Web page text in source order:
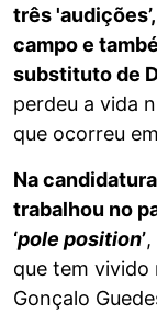
três
campo e
substituto de
perdeu a vida
que ocorreu
Na
trabalhou no
‘pole position’
que tem vivido
Gonçalo